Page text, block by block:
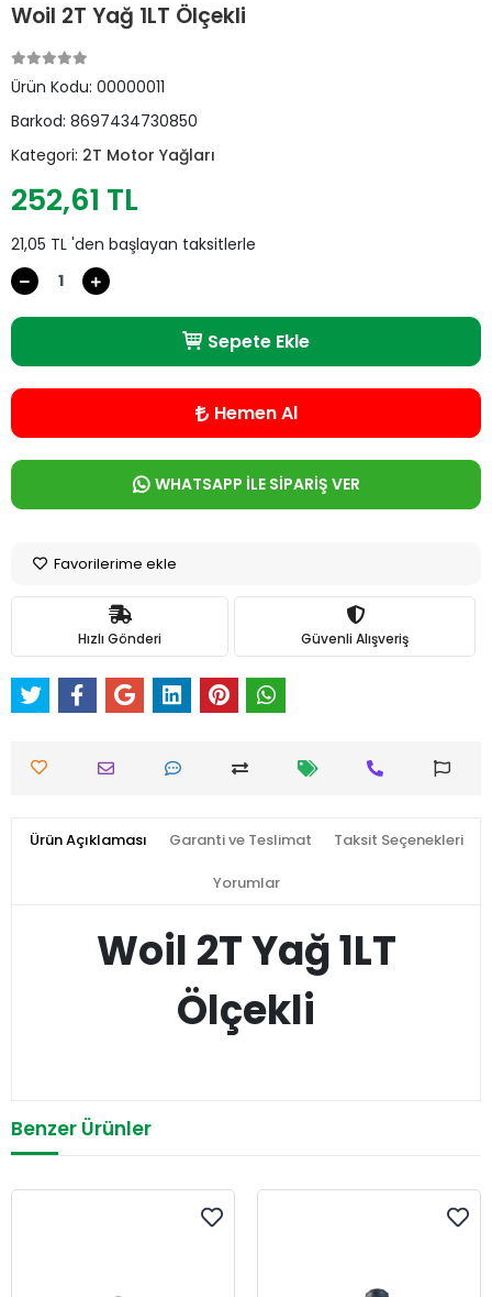
Woil 2T Yağ 1LT Ölçekli
Ürün Kodu: 00000011
Barkod: 8697434730850
Kategori: 2T Motor Yağları
252,61 TL
21,05 TL 'den başlayan taksitlerle
Sepete Ekle
Hemen Al
WHATSAPP İLE SİPARİŞ VER
Favorilerime ekle
Hızlı Gönderi Güvenli Alışveriş
Ürün Açıklaması Garanti ve Teslimat Taksit Seçenekleri
Yorumlar
Woil 2T Yağ 1LT
Ölçekli
Benzer Ürünler